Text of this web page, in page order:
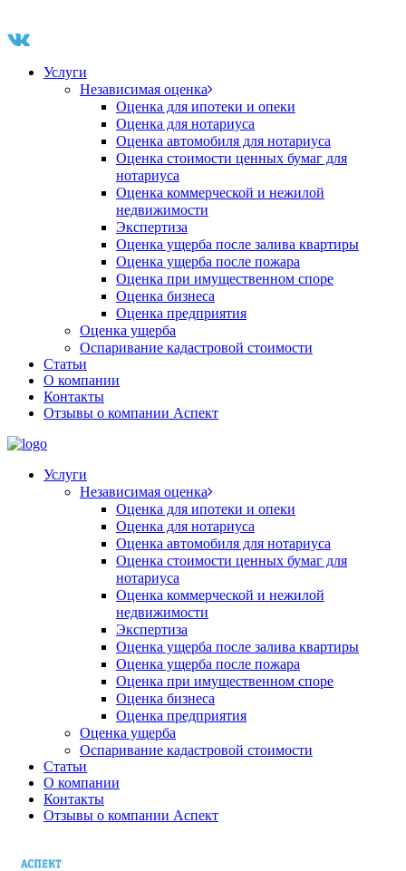
Услуги
Независимая оценка
Оценка для ипотеки и опеки
Оценка для нотариуса
Оценка автомобиля для нотариуса
Оценка стоимости ценных бумаг для
нотариуса
Оценка коммерческой и нежилой
недвижимости
Экспертиза
Оценка ущерба после залива квартиры
Оценка ущерба после пожара
Оценка при имущественном споре
Оценка бизнеса
Оценка предприятия
Оценка ущерба
Оспаривание кадастровой стоимости
Статьи
О компании
Контакты
Отзывы о компании Аспект
Услуги
Независимая оценка
Оценка для ипотеки и опеки
Оценка для нотариуса
Оценка автомобиля для нотариуса
Оценка стоимости ценных бумаг для
нотариуса
Оценка коммерческой и нежилой
недвижимости
Экспертиза
Оценка ущерба после залива квартиры
Оценка ущерба после пожара
Оценка при имущественном споре
Оценка бизнеса
Оценка предприятия
Оценка ущерба
Оспаривание кадастровой стоимости
Статьи
О компании
Контакты
Отзывы о компании Аспект